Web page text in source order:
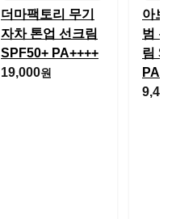
더마팩토리 무기
자차 톤업 선크림
SPF50+ PA++++
19,000원
아브
범 무
림
9,400